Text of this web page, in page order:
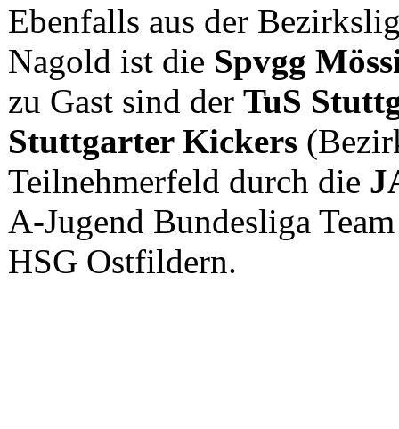
Ebenfalls aus der
Nagold ist die Spvgg
zu Gast sind der TuS
Stuttgarter Kickers
Teilnehmerfeld durch die
A-Jugend Bundesliga
HSG Ostfildern.